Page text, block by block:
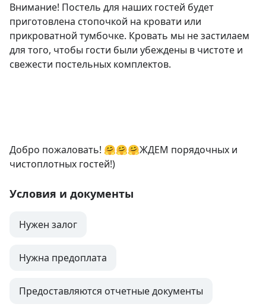
Внимание! Постель для наших гостей будет
приготовлена стопочкой на кровати или
прикроватной тумбочке. Кровать мы не застилаем
для того, чтобы гости были убеждены в чистоте и
свежести постельных комплектов.
Добро пожаловать! 🤗🤗🤗ЖДЕМ порядочных и
чистоплотных гостей!)
Условия и документы
Нужен залог
Нужна предоплата
Предоставляются отчетные документы